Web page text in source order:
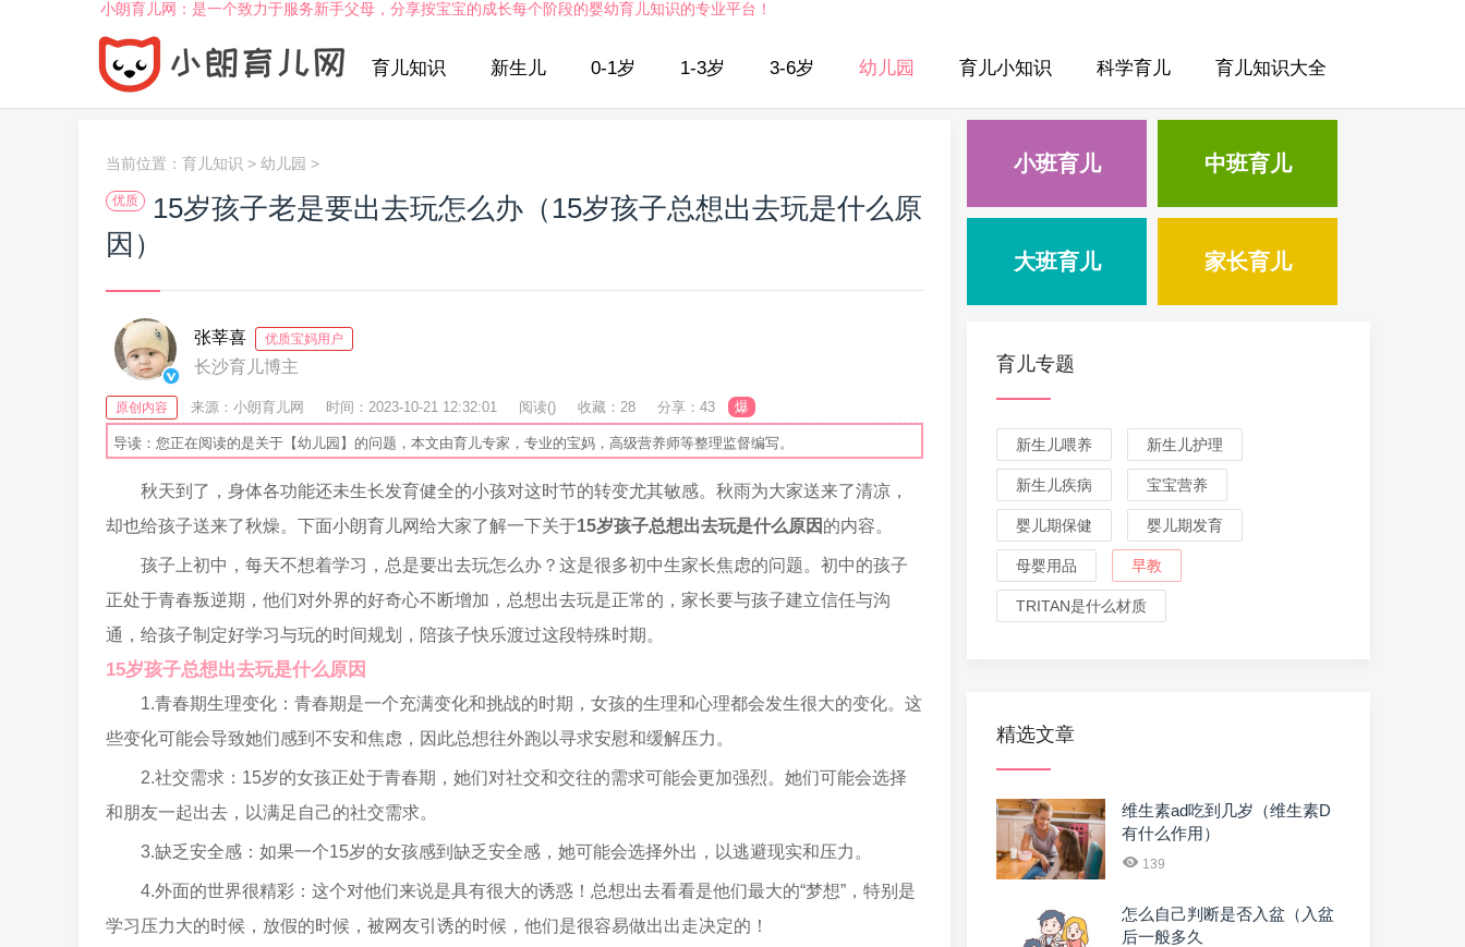
小朗育儿网：是一个致力于服务新手父母，分享按宝宝的成长每个阶段的婴幼育儿知识的专业平台！
育儿知识 新生儿 0-1岁 1-3岁 3-6岁 幼儿园 育儿小知识 科学育儿 育儿知识大全
当前位置： 育儿知识 > 幼儿园 >
优质
15岁孩子老是要出去玩怎么办（15岁孩子总想出去玩是什么原
因）
张莘喜 优质宝妈用户
长沙育儿博主
原创内容 来源：小朗育儿网 时间：2023-10-21 12:32:01 阅读() 收藏：28 分享：43 爆
导读：您正在阅读的是关于【幼儿园】的问题，本文由育儿专家，专业的宝妈，高级营养师等整理监督编写。
秋天到了，身体各功能还未生长发育健全的小孩对这时节的转变尤其敏感。秋雨为大家送来了清凉，
却也给孩子送来了秋燥。下面小朗育儿网给大家了解一下关于15岁孩子总想出去玩是什么原因 的内容。
孩子上初中，每天不想着学习，总是要出去玩怎么办？这是很多初中生家长焦虑的问题。初中的孩子
正处于青春叛逆期，他们对外界的好奇心不断增加，总想出去玩是正常的，家长要与孩子建立信任与沟
通，给孩子制定好学习与玩的时间规划，陪孩子快乐渡过这段特殊时期。
15岁孩子总想出去玩是什么原因
1.青春期生理变化：青春期是一个充满变化和挑战的时期，女孩的生理和心理都会发生很大的变化。这
些变化可能会导致她们感到不安和焦虑，因此总想往外跑以寻求安慰和缓解压力。
2.社交需求：15岁的女孩正处于青春期，她们对社交和交往的需求可能会更加强烈。她们可能会选择
和朋友一起出去，以满足自己的社交需求。
3.缺乏安全感：如果一个15岁的女孩感到缺乏安全感，她可能会选择外出，以逃避现实和压力。
4.外面的世界很精彩：这个对他们来说是具有很大的诱惑！总想出去看看是他们最大的“梦想”，特别是
学习压力大的时候，放假的时候，被网友引诱的时候，他们是很容易做出出走决定的！
小班育儿 中班育儿
大班育儿 家长育儿
育儿专题
新生儿喂养 新生儿护理
新生儿疾病 宝宝营养
婴儿期保健 婴儿期发育
母婴用品 早教
TRITAN是什么材质
精选文章
维生素ad吃到几岁（维生素D
有什么作用）
139
怎么自己判断是否入盆（入盆
后一般多久